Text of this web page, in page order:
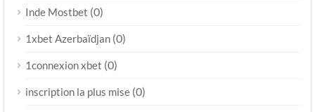
Inde Mostbet (0)
1xbet Azerbaïdjan (0)
1connexion xbet (0)
inscription la plus mise (0)